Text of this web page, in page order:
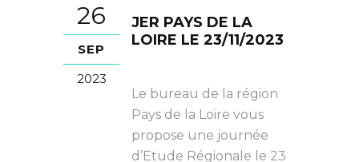
26
SEP
2023
JER PAYS DE LA
LOIRE LE 23/11/2023
Le bureau de la région
Pays de la Loire vous
propose une journée
d’Etude Régionale le 23